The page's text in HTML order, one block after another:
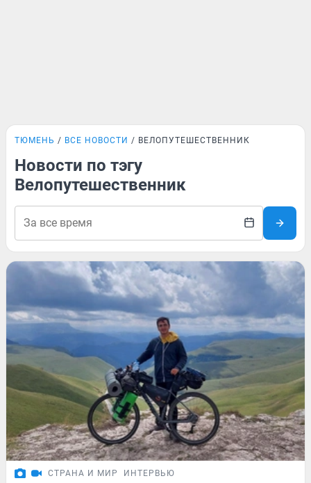
ТЮМЕНЬ ВСЕ НОВОСТИ ВЕЛОПУТЕШЕСТВЕННИК
Новости по тэгу
Велопутешественник
СТРАНА И МИР ИНТЕРВЬЮ